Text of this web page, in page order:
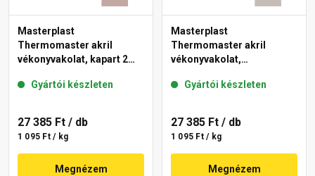
Masterplast
Thermomaster akril
vékonyvakolat, kapart 2
Gyártói készleten
27 385 Ft / db
1 095 Ft / kg
Megnézem
Masterplast
Thermomaster akril
vékonyvakolat,
49-D 25 kg
Gyártói készleten
27 385 Ft / db
1 095 Ft / kg
Megnézem